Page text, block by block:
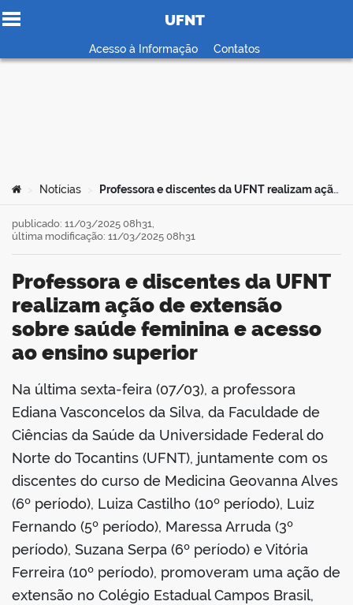
Ir para o conteúdo
UFNT
Acesso à Informação Contatos
Você está aqui:
Notícias Professora e discentes da UFNT realizam ação de extensão sobre saúde feminina e acesso ao ensino superior
Professora e discentes da UFNT
realizam ação de extensão
sobre saúde feminina e acesso
ao ensino superior
publicado: 11/03/2025 08h31,
última modificação: 11/03/2025 08h31
Na última sexta-feira (07/03), a professora
Ediana Vasconcelos da Silva, da Faculdade de
Ciências da Saúde da Universidade Federal do
Norte do Tocantins (UFNT), juntamente com os
discentes do curso de Medicina Geovanna Alves
(6º período), Luiza Castilho (10º período), Luiz
Fernando (5º período), Maressa Arruda (3º
período), Suzana Serpa (6º período) e Vitória
Ferreira (10º período), promoveram uma ação de
extensão no Colégio Estadual Campos Brasil,